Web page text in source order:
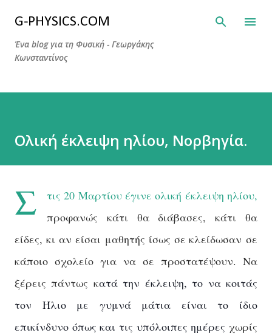
Μετάβαση στο κύριο περιεχόμενο
G-PHYSICS.COM
Ένα blog για τη Φυσική - Γεωργάκης
Κωνσταντίνος
Ολική έκλειψη ηλίου, Νορβηγία.
Σ
τις 20 Μαρτίου έγινε ολική έκλειψη ηλίου,
προφανώς κάτι θα διάβασες, κάτι θα
είδες, κι αν είσαι μαθητής ίσως σε κλείδωσαν σε
κάποιο σχολείο για να σε προστατέψουν. Να
ξέρεις πάντως κατά την έκλειψη, το να κοιτάς
τον Ήλιο με γυμνά μάτια είναι το ίδιο
επικίνδυνο όπως και τις υπόλοιπες ημέρες χωρίς